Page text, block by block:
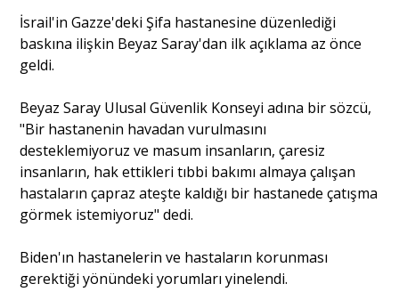
Dosya Haber
Ankara Analiz
Sağlık
İsrail'in Gazze'deki Şifa hastanesine düzenlediği
baskına ilişkin Beyaz Saray'dan ilk açıklama az önce
geldi.
Beyaz Saray Ulusal Güvenlik Konseyi adına bir sözcü,
"Bir hastanenin havadan vurulmasını
desteklemiyoruz ve masum insanların, çaresiz
insanların, hak ettikleri tıbbi bakımı almaya çalışan
hastaların çapraz ateşte kaldığı bir hastanede çatışma
görmek istemiyoruz" dedi.
Biden'ın hastanelerin ve hastaların korunması
gerektiği yönündeki yorumları yinelendi.